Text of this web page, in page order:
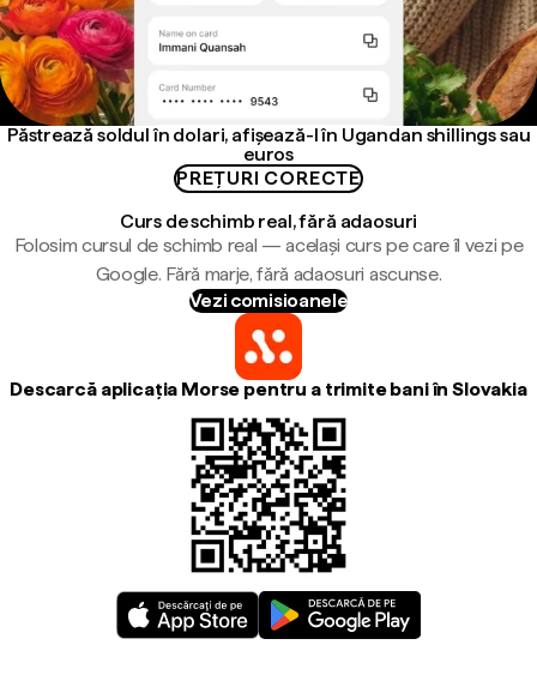
Păstrează soldul în dolari, afișează-l în Ugandan shillings sau
euros
PREȚURI CORECTE
Curs de schimb real, fără adaosuri
Folosim cursul de schimb real — același curs pe care îl vezi pe
Google. Fără marje, fără adaosuri ascunse.
Vezi comisioanele
Descarcă aplicația Morse pentru a trimite bani în Slovakia